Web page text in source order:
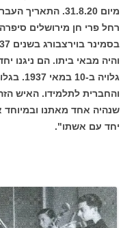
מיום 31.8.20. התאריך העברי, י"ז באלול, רשום אף הוא.
רחל פרי חן מירושלים
והיה מבאי ביתו. הם ניגנו
גלויה
והחברית לתלמידו. האיש
שנהיה אחד מאתנו ובמיוחד
יחד עם אשתו".